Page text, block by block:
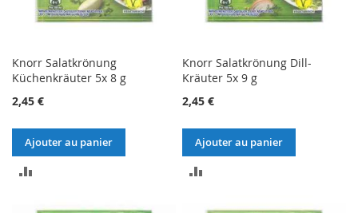
Knorr Salatkrönung
Küchenkräuter 5x 8 g
2,45 €
Ajouter au panier
Knorr Salatkrönung Dill-
Kräuter 5x 9 g
2,45 €
Ajouter au panier